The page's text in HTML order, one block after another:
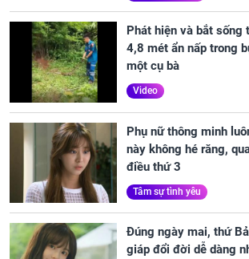
Phát hiện và bắt sống
4,8 mét ẩn nấp trong
một cụ bà
Video
Phụ nữ thông minh
này không hé răng,
điều thứ 3
Tâm sự tình yêu
Đúng ngày mai, thứ
giáp đổi đời dễ dàng